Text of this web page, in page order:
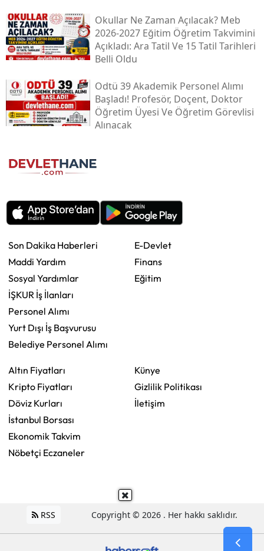
Okullar Ne Zaman Açılacak? Meb
2026-2027 Eğitim Öğretim Takvimini
Açıkladı: Ara Tatil Ve 15 Tatil Tarihleri
Belli Oldu
Odtü 39 Akademik Personel Alımı
Başladı! Profesör, Doçent, Doktor
Öğretim Üyesi Ve Öğretim Görevlisi
Alınacak
Son Dakika Haberleri
Maddi Yardım
Sosyal Yardımlar
İŞKUR İş İlanları
Personel Alımı
Yurt Dışı İş Başvurusu
Belediye Personel Alımı
E-Devlet
Finans
Eğitim
Altın Fiyatları
Kripto Fiyatları
Döviz Kurları
İstanbul Borsası
Ekonomik Takvim
Nöbetçi Eczaneler
Künye
Gizlilik Politikası
İletişim
RSS Copyright © 2026 . Her hakkı saklıdır.